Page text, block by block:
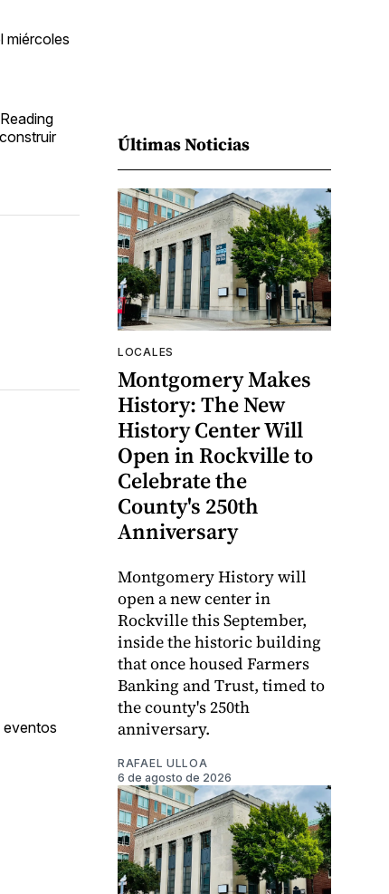
miércoles
eventos
Últimas Noticias
LOCALES
Montgomery Makes
History: The New
History Center Will
Open in Rockville to
Celebrate the
County's 250th
Anniversary
Montgomery History will
open a new center in
Rockville this September,
inside the historic building
that once housed Farmers
Banking and Trust, timed to
the county's 250th
anniversary.
RAFAEL ULLOA
6 de agosto de 2026